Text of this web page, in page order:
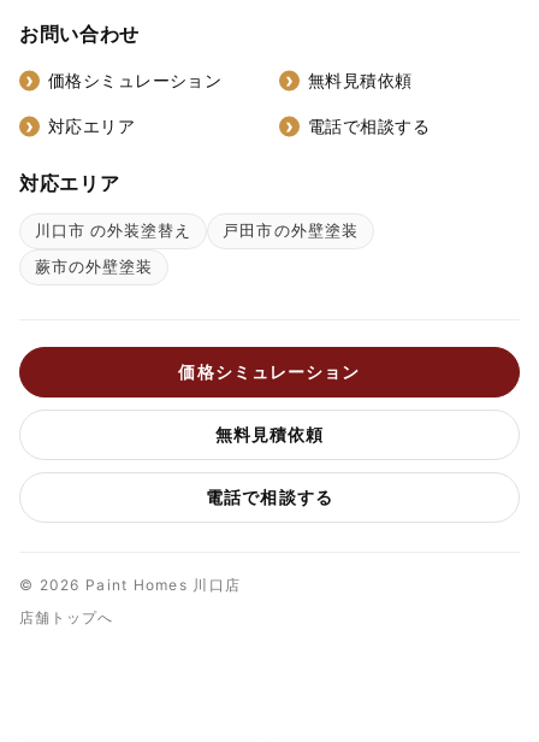
お問い合わせ
価格シミュレーション 無料見積依頼
対応エリア 電話で相談する
対応エリア
川口市 の外装塗替え
戸田市の外壁塗装
蕨市の外壁塗装
価格シミュレーション
無料見積依頼
電話で相談する
© 2026 Paint Homes 川口店
店舗トップへ